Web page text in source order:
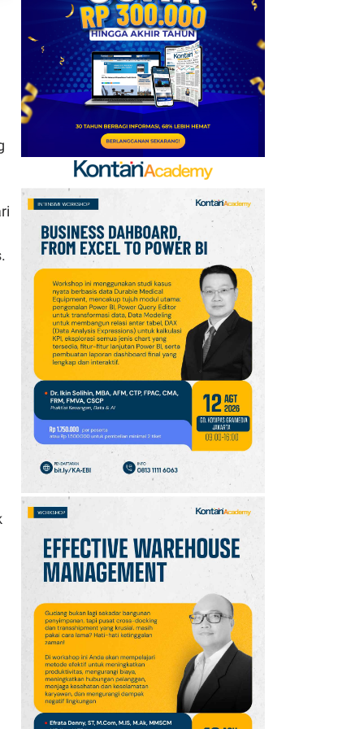
Baru, Ini Daftar 54
Saham HSC BEI per 6
Agustus 2026
7
UEFA hingga Luis Figo,
Ini Daftar Pihak yang
Menentang Gianni
Infantino
8
Krisis Migrasi Ancam
Status Maroko sebagai
Tuan Rumah Piala Dunia
2030
Promo Super Hemat
Indomaret 6–19 Agustus
2026, Diskon Kebutuhan
Rumah hingga 40%
10 Jadwal Persija vs Arema
FC Perebutan Juara 3
Piala Presiden 2026,
Kick-off Sore Ini